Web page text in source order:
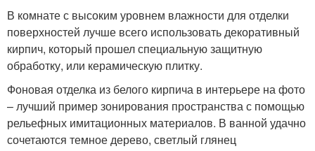
В комнате с высоким уровнем влажности для отделки
поверхностей лучше всего использовать декоративный
кирпич, который прошел специальную защитную
обработку, или керамическую плитку.
Фоновая отделка из белого кирпича в интерьере на фото
– лучший пример зонирования пространства с помощью
рельефных имитационных материалов. В ванной удачно
сочетаются темное дерево, светлый глянец